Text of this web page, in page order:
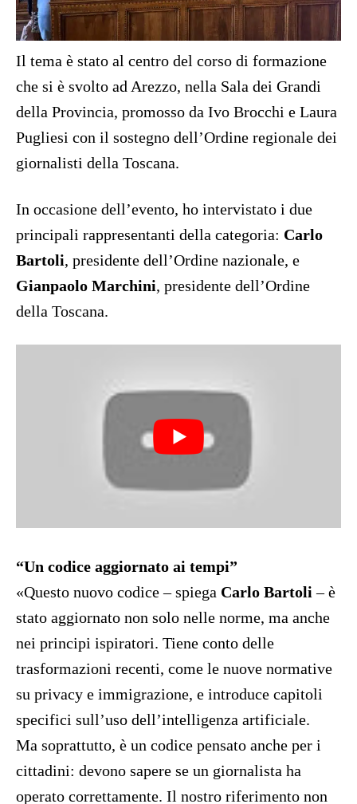
Il tema è stato al centro del corso di formazione
che si è svolto ad Arezzo, nella Sala dei Grandi
della Provincia, promosso da Ivo Brocchi e Laura
Pugliesi con il sostegno dell’Ordine regionale dei
giornalisti della Toscana.
In occasione dell’evento, ho intervistato i due
principali rappresentanti della categoria: Carlo
Bartoli, presidente dell’Ordine nazionale, e
Gianpaolo Marchini, presidente dell’Ordine
della Toscana.
“Un codice aggiornato ai tempi”
«Questo nuovo codice – spiega Carlo Bartoli – è
stato aggiornato non solo nelle norme, ma anche
nei principi ispiratori. Tiene conto delle
trasformazioni recenti, come le nuove normative
su privacy e immigrazione, e introduce capitoli
specifici sull’uso dell’intelligenza artificiale.
Ma soprattutto, è un codice pensato anche per i
cittadini: devono sapere se un giornalista ha
operato correttamente. Il nostro riferimento non